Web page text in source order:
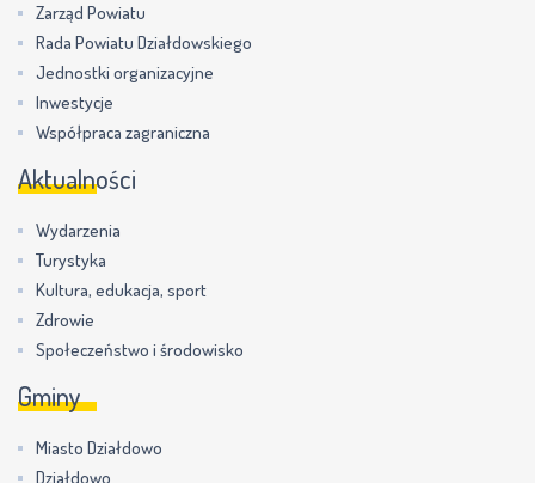
Zarząd Powiatu
Rada Powiatu Działdowskiego
Jednostki organizacyjne
Inwestycje
Współpraca zagraniczna
Aktualności
Wydarzenia
Turystyka
Kultura, edukacja, sport
Zdrowie
Społeczeństwo i środowisko
Gminy
Miasto Działdowo
Działdowo